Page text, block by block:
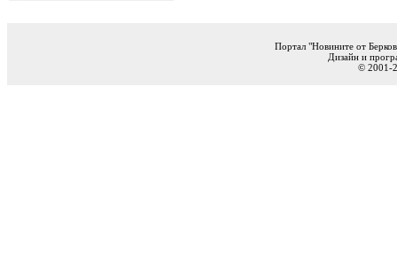
Портал "Новините от
Дизайн и
© 2001-